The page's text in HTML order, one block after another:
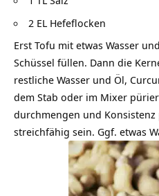
2 EL Hefeflocken
Erst Tofu mit etwas Wasser
Schüssel füllen. Dann die
restliche Wasser und Öl,
dem Stab oder im Mixer
durchmengen und
streichfähig sein. Ggf. etwas